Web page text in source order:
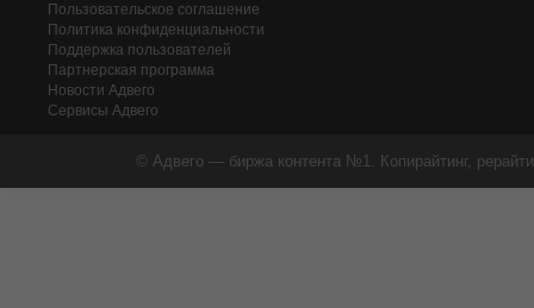
Пользовательское соглашение
Политика конфиденциальности
Поддержка пользователей
Партнерская программа
Новости Адвего
Сервисы Адвего
© Адвего — биржа контента №1. Копирайтинг,